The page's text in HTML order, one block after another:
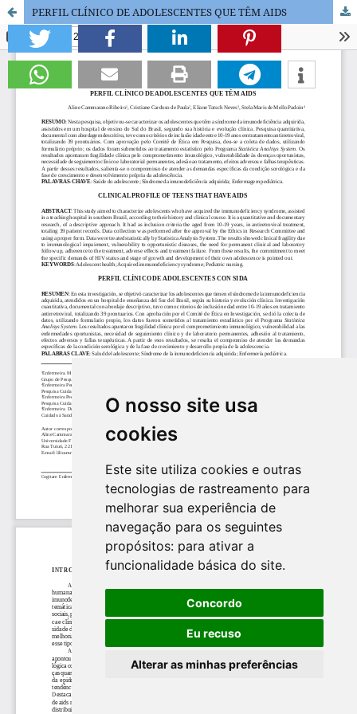
O nosso site usa
cookies
Este site utiliza cookies e outras
tecnologias de rastreamento para
melhorar sua experiência de
navegação para os seguintes
propósitos: para ativar a
funcionalidade básica do site.
Concordo
Eu recuso
Alterar as minhas preferências
PERFIL CLÍNICO DE ADOLESCENTES QUE TÊM AIDS